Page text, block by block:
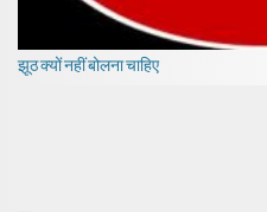
झूठ क्यों नहीं बोलना चाहिए